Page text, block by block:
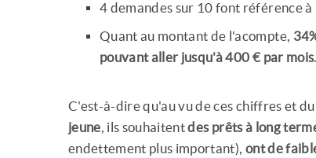
4 demandes sur 10 font référence
Quant au montant de l'acompte,
pouvant aller jusqu'à 400 € par mois.
C'est-à-dire qu'au vu de ces chiffres et
jeune, ils souhaitentdes prêts à long
endettement plus important), ont de